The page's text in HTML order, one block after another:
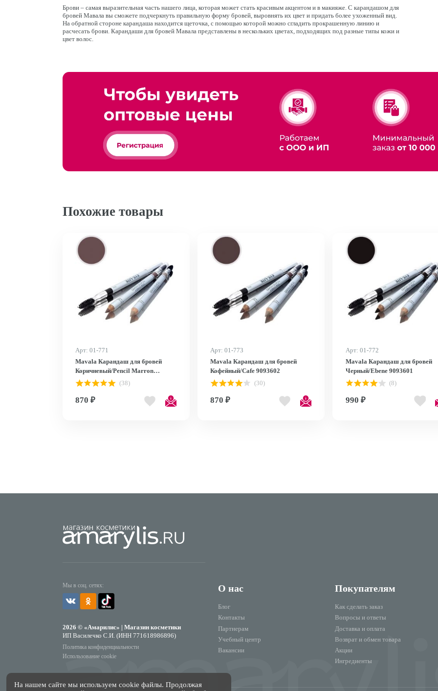
Брови – самая выразительная часть нашего лица, которая может стать красивым акцентом и в макияже. С карандашом для
бровей Мавала вы сможете подчеркнуть правильную форму бровей, выровнять их цвет и придать более ухоженный вид.
На обратной стороне карандаша находится щеточка, с помощью которой можно сгладить прокрашенную линию и
расчесать брови. Карандаши для бровей Мавала представлены в нескольких цветах, подходящих под разные типы кожи и
цвет волос.
Похожие товары
Арт: 01-771
Mavala Карандаш для бровей
Коричневый/Pencil Marron
9093603
(38)
870 ₽
Арт: 01-773
Mavala Карандаш для бровей
Кофейный/Cafe 9093602
(30)
870 ₽
Арт: 01-772
Mavala Карандаш для бровей
Черный/Ebene 9093601
(8)
990 ₽
Мы в соц. сетях:
2026 © «Амарилис» | Магазин косметики
ИП Василечко С.И. (ИНН 771618986896)
Политика конфиденциальности
Использование cookie
О нас
Блог
Контакты
Партнерам
Учебный центр
Вакансии
Покупателям
Как сделать заказ
Вопросы и ответы
Доставка и оплата
Возврат и обмен товара
Акции
Ингредиенты
На нашем сайте мы используем cookie файлы. Продолжая